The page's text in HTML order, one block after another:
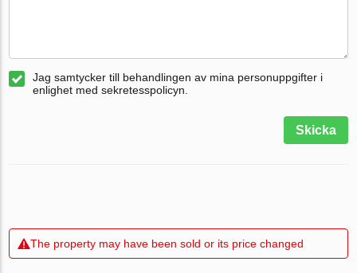
Jag samtycker till behandlingen av mina personuppgifter i
enlighet med sekretesspolicyn.
Skicka
The property may have been sold or its price changed